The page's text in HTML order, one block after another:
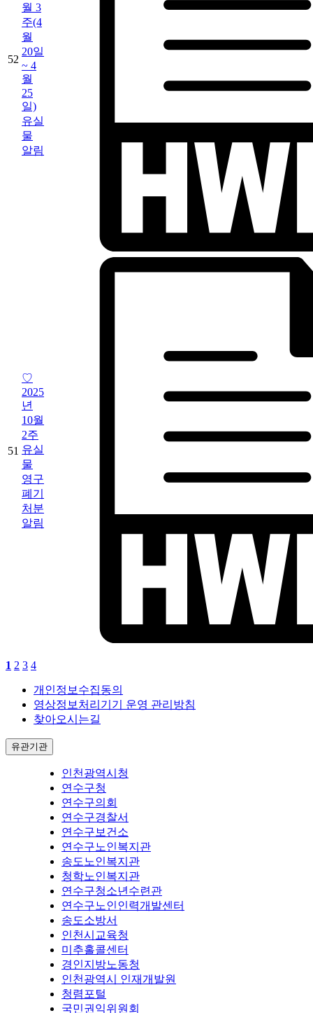
52
월 3
주(4
월
20일
~ 4
월
25
일)
유실
물
알림
51
♡
2025
년
10월
2주
유실
물
영구
폐기
처분
알림
1 2 3 4
개인정보수집동의
영상정보처리기기 운영 관리방침
찾아오시는길
유관기관
인천광역시청
연수구청
연수구의회
연수구경찰서
연수구보건소
연수구노인복지관
송도노인복지관
청학노인복지관
연수구청소년수련관
연수구노인인력개발센터
송도소방서
인천시교육청
미추홀콜센터
경인지방노동청
인천광역시 인재개발원
청렴포털
국민권익위원회